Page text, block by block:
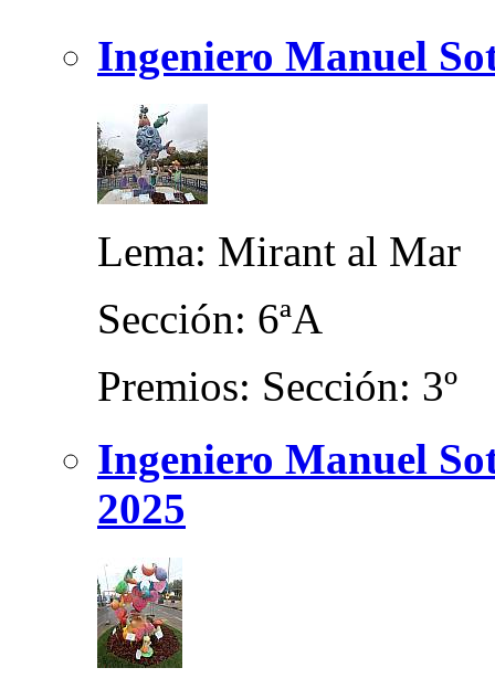
Ingeniero Manuel
Lema: Mirant al Mar
Sección: 6ªA
Premios: Sección: 3º
Ingeniero Manuel
2025